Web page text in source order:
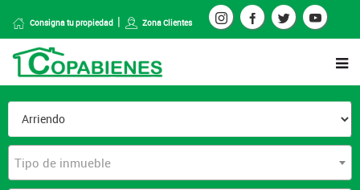
Consigna tu propiedad Zona Clientes
Tipo de inmueble